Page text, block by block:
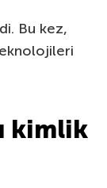
Bu kez,
kimlik